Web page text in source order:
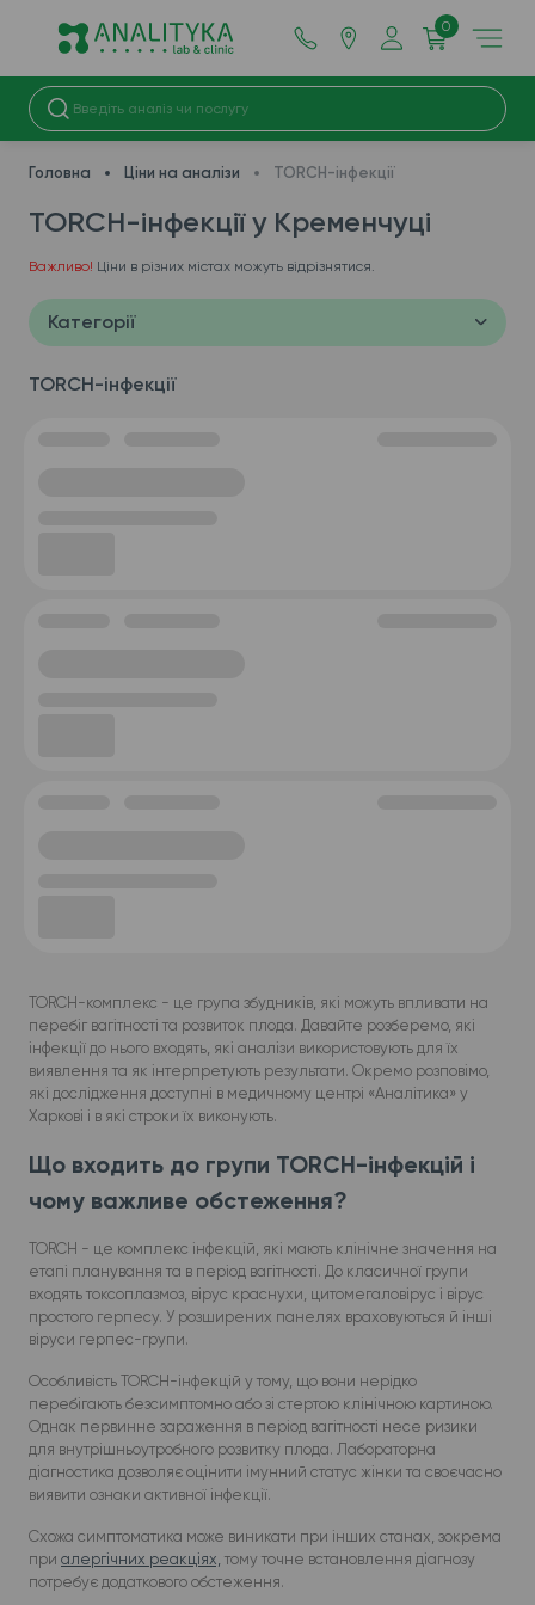
0
Головна Ціни на аналізи TORCH-інфекції
TORCH-інфекції у Кременчуці
Важливо! Ціни в різних містах можуть відрізнятися.
Категорії
TORCH-інфекції
TORCH-комплекс - це група збудників, які можуть впливати на
перебіг вагітності та розвиток плода. Давайте розберемо, які
інфекції до нього входять, які аналізи використовують для їх
виявлення та як інтерпретують результати. Окремо розповімо,
які дослідження доступні в медичному центрі «Аналітика» у
Харкові і в які строки їх виконують.
Що входить до групи TORCH-інфекцій і
чому важливе обстеження?
TORCH - це комплекс інфекцій, які мають клінічне значення на
етапі планування та в період вагітності. До класичної групи
входять токсоплазмоз, вірус краснухи, цитомегаловірус і вірус
простого герпесу. У розширених панелях враховуються й інші
віруси герпес-групи.
Особливість TORCH-інфекцій у тому, що вони нерідко
перебігають безсимптомно або зі стертою клінічною картиною.
Однак первинне зараження в період вагітності несе ризики
для внутрішньоутробного розвитку плода. Лабораторна
діагностика дозволяє оцінити імунний статус жінки та своєчасно
виявити ознаки активної інфекції.
Схожа симптоматика може виникати при інших станах, зокрема
при алергічних реакціях, тому точне встановлення діагнозу
потребує додаткового обстеження.